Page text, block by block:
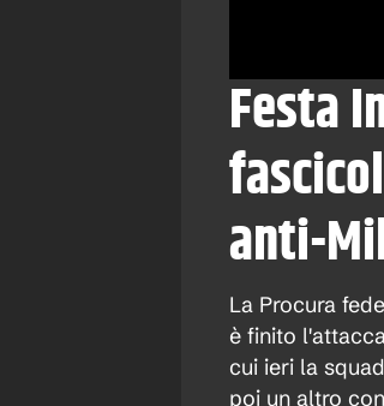
Festa
anti-
La Procura
è finito
cui ieri la
poi un altro